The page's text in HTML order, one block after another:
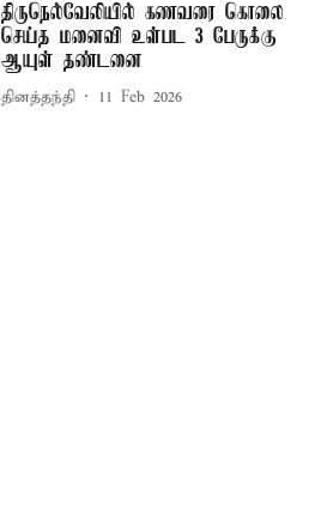
திருநெல்வேலியில் கணவரை கொலை
செய்த மனைவி உள்பட 3 பேருக்கு
ஆயுள் தண்டனை
தினத்தந்தி 11 Feb 2026